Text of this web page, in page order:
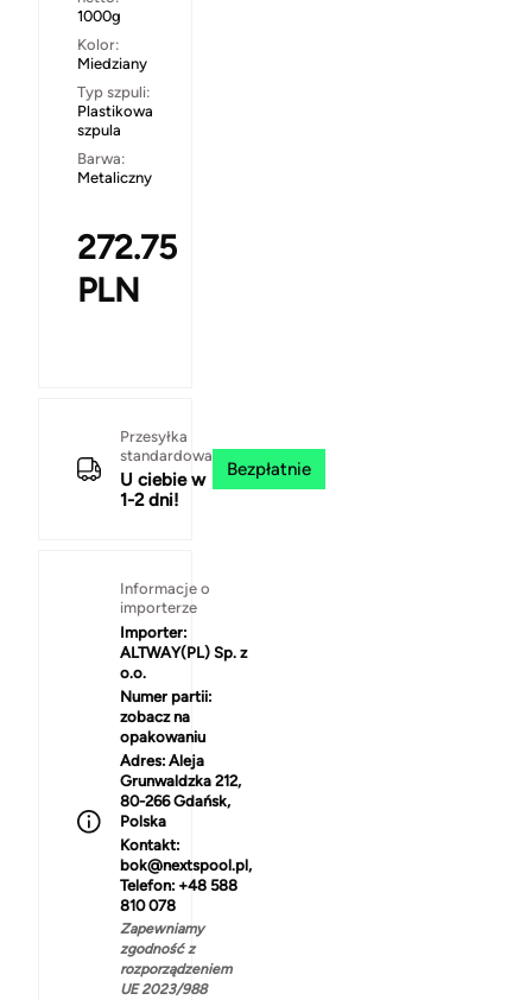
1000g
Kolor:
Miedziany
Typ szpuli:
Plastikowa
szpula
Barwa:
Metaliczny
272.75
PLN
Przesyłka
standardowa
U ciebie w
1-2 dni!
Bezpłatnie
Informacje o
importerze
Importer:
ALTWAY(PL) Sp. z
o.o.
Numer partii:
zobacz na
opakowaniu
Adres: Aleja
Grunwaldzka 212,
80-266 Gdańsk,
Polska
Kontakt:
bok@nextspool.pl,
Telefon: +48 588
810 078
Zapewniamy
zgodność z
rozporządzeniem
UE 2023/988